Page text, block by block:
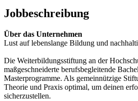
Jobbeschreibung
Über das Unternehmen
Lust auf lebenslange Bildung und
Die Weiterbildungsstiftung an der
maßgeschneiderte berufsbegleitende
Masterprogramme. Als gemeinnützige
Theorie und Praxis optimal, um deinen
sicherzustellen.